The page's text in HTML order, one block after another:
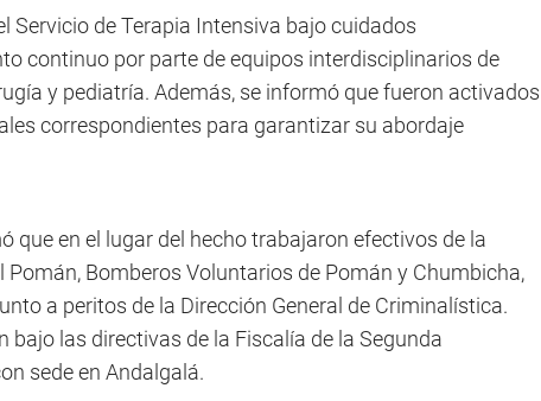
Servicio de Terapia Intensiva bajo cuidados
continuo por parte de equipos interdisciplinarios de
y pediatría. Además, se informó que fueron activados
correspondientes para garantizar su abordaje
que en el lugar del hecho trabajaron efectivos de la
Bomberos Voluntarios de Pomán y Chumbicha,
a peritos de la Dirección General de Criminalística.
bajo las directivas de la Fiscalía de la Segunda
sede en Andalgalá.